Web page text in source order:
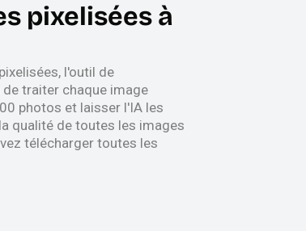
pixelisées à
l'outil de
traiter chaque image
photos et laisser l'IA les
qualité de toutes les images
télécharger toutes les